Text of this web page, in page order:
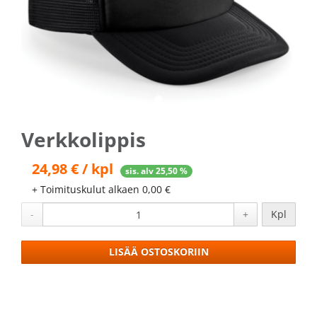
Verkkolippis
24,98 € / kpl sis. alv 25,50 %
+ Toimituskulut alkaen 0,00 €
-
+ Kpl
LISÄÄ OSTOSKORIIN